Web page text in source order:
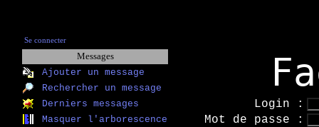
Se connecter
Messages
Ajouter un message
Rechercher un message
Derniers messages
Login :
Masquer l'arborescence Mot de passe :